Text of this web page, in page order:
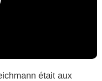
était aux